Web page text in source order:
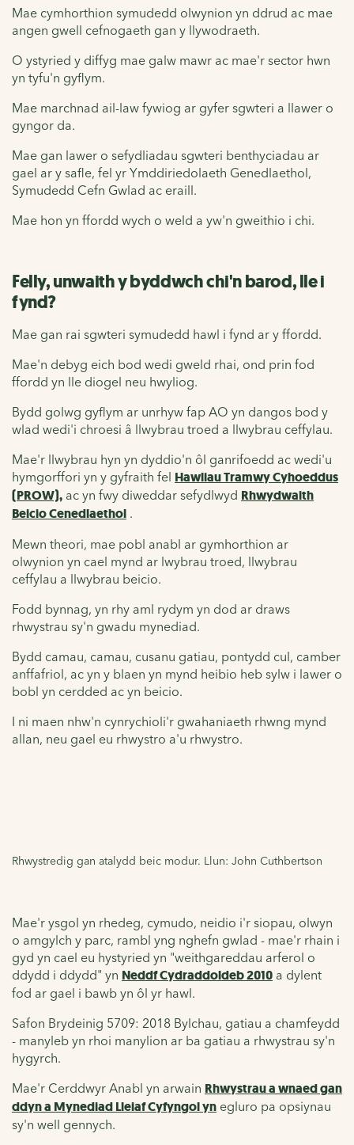
Mae cymhorthion symudedd olwynion yn ddrud ac mae
angen gwell cefnogaeth gan y llywodraeth.
O ystyried y diffyg mae galw mawr ac mae'r sector hwn
yn tyfu'n gyflym.
Mae marchnad ail-law fywiog ar gyfer sgwteri a llawer o
gyngor da.
Mae gan lawer o sefydliadau sgwteri benthyciadau ar
gael ar y safle, fel yr Ymddiriedolaeth Genedlaethol,
Symudedd Cefn Gwlad ac eraill.
Mae hon yn ffordd wych o weld a yw'n gweithio i chi.
Felly, unwaith y byddwch chi'n barod, lle i
fynd?
Mae gan rai sgwteri symudedd hawl i fynd ar y ffordd.
Mae'n debyg eich bod wedi gweld rhai, ond prin fod
ffordd yn lle diogel neu hwyliog.
Bydd golwg gyflym ar unrhyw fap AO yn dangos bod y
wlad wedi'i chroesi â llwybrau troed a llwybrau ceffylau.
Mae'r llwybrau hyn yn dyddio'n ôl ganrifoedd ac wedi'u
hymgorffori yn y gyfraith fel Hawliau Tramwy Cyhoeddus
(PROW), ac yn fwy diweddar sefydlwyd Rhwydwaith
Beicio Cenedlaethol .
Mewn theori, mae pobl anabl ar gymhorthion ar
olwynion yn cael mynd ar lwybrau troed, llwybrau
ceffylau a llwybrau beicio.
Fodd bynnag, yn rhy aml rydym yn dod ar draws
rhwystrau sy'n gwadu mynediad.
Bydd camau, camau, cusanu gatiau, pontydd cul, camber
anffafriol, ac yn y blaen yn mynd heibio heb sylw i lawer o
bobl yn cerdded ac yn beicio.
I ni maen nhw'n cynrychioli'r gwahaniaeth rhwng mynd
allan, neu gael eu rhwystro a'u rhwystro.
Rhwystredig gan atalydd beic modur. Llun: John Cuthbertson
Mae'r ysgol yn rhedeg, cymudo, neidio i'r siopau, olwyn
o amgylch y parc, rambl yng nghefn gwlad - mae'r rhain i
gyd yn cael eu hystyried yn "weithgareddau arferol o
ddydd i ddydd" yn Neddf Cydraddoldeb 2010 a dylent
fod ar gael i bawb yn ôl yr hawl.
Safon Brydeinig 5709: 2018 Bylchau, gatiau a chamfeydd
- manyleb yn rhoi manylion ar ba gatiau a rhwystrau sy'n
hygyrch.
Mae'r Cerddwyr Anabl yn arwain Rhwystrau a wnaed gan
ddyn a Mynediad Lleiaf Cyfyngol yn egluro pa opsiynau
sy'n well gennych.